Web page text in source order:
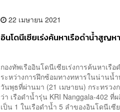
22 เมษายน 2021
อินโดนีเซียเร่งค้นหาเรือดำน้ำสูญ
กองทัพเรืออินโดนีเซียเร่งการค้นหาเรื
ระหว่างการฝึกซ้อมทางทหารในน่านน้
วันพุธที่ผ่านมา (21 เมษายน) กระทรว
ว่า เรือดำน้ำรุ่น KRI Nanggala-402 ที่
เป็น 1 ในเรือดำน้ำ 5 ลำของอินโดนีเ